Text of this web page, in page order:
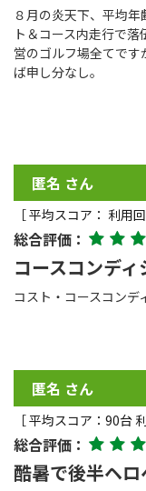
８月の炎天下、平均
ト＆コース内走行で
営のゴルフ場全てで
ば申し分なし。
匿名 さん
［ 平均スコア： 利用
総合評価：
コースコンディ
コスト・コースコンデ
匿名 さん
［ 平均スコア：90台
総合評価：
酷暑で後半ヘロ